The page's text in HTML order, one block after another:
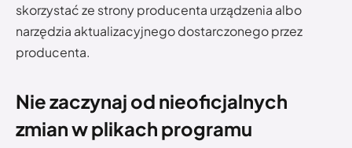
skorzystać ze strony producenta urządzenia albo
narzędzia aktualizacyjnego dostarczonego przez
producenta.
Nie zaczynaj od nieoficjalnych
zmian w plikach programu